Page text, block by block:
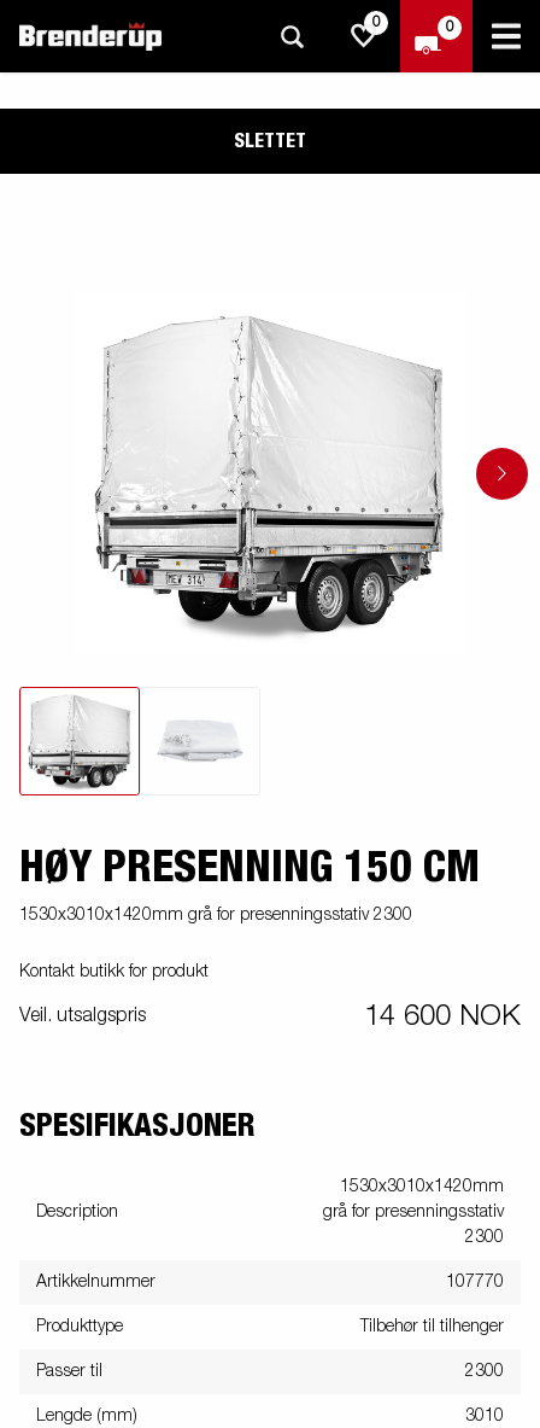
0 0
SLETTET
HØY PRESENNING 150 CM
1530x3010x1420mm grå for presenningsstativ 2300
Kontakt butikk for produkt
Veil. utsalgspris 14 600 NOK
SPESIFIKASJONER
Description
1530x3010x1420mm
grå for presenningsstativ
2300
Artikkelnummer 107770
Produkttype Tilbehør til tilhenger
Passer til 2300
Lengde (mm) 3010